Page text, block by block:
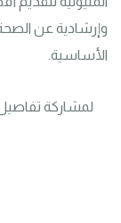
الأساسية.
لمشاركة